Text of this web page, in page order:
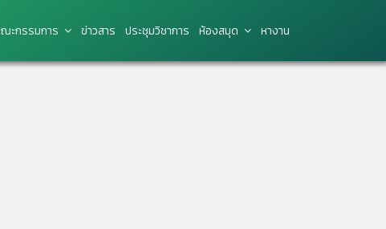
ะกรรมการ ข่าว​สาร ประชุมวิชาการ ห้องสมุด หางาน